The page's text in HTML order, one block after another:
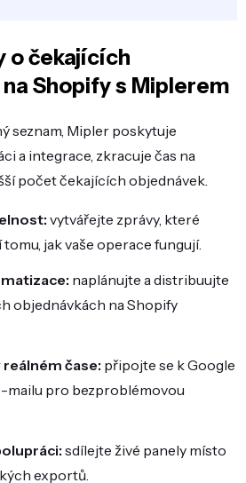
o čekajících
Shopify s Miplerem
seznam, Mipler poskytuje
a integrace, zkracuje čas na
počet čekajících objednávek.
vytvářejte zprávy, které
jak vaše operace fungují.
naplánujte a distribuujte
objednávkách na Shopify
čase: připojte se k Google
mailu pro bezproblémovou
sdílejte živé panely místo
exportů.